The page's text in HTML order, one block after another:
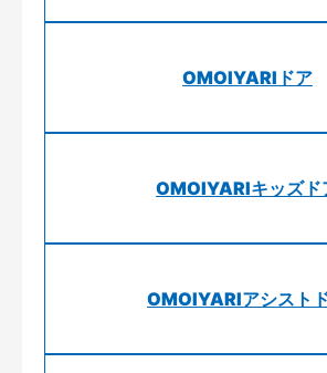
OMOIYARIドア
OMOIYARIキッズド
OMOIYARIアシスト